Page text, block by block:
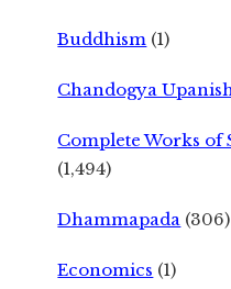
Buddhism (1)
Chandogya
Complete Works of
(1,494)
Dhammapada (306)
Economics (1)